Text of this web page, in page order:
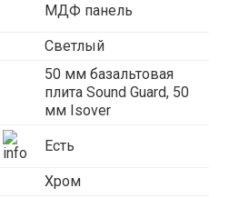
МДФ панель
Светлый
50 мм базальтовая
плита Sound Guard, 50
мм Isover
Есть
Хром